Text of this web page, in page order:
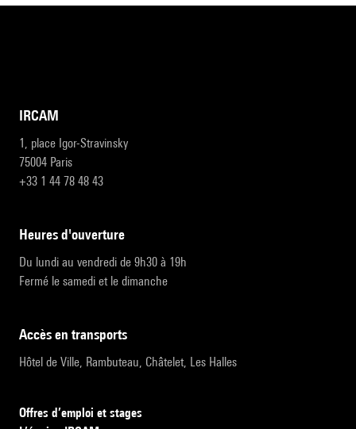
IRCAM
1, place Igor-Stravinsky
75004 Paris
+33 1 44 78 48 43
heures d'ouverture
Du lundi au vendredi de 9h30 à 19h
Fermé le samedi et le dimanche
accès en transports
Hôtel de Ville, Rambuteau, Châtelet, Les Halles
Offres d’emploi et stages